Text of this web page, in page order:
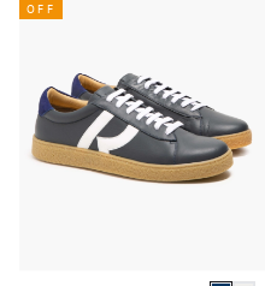
OFF